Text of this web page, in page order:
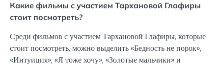
Какие фильмы с участием Тархановой Глафиры
стоит посмотреть?
Среди фильмов с участием Тархановой Глафиры, которые
стоит посмотреть, можно выделить «Бедность не порок»,
«Интуиция», «Я тоже хочу», «Золотые мальчики» и